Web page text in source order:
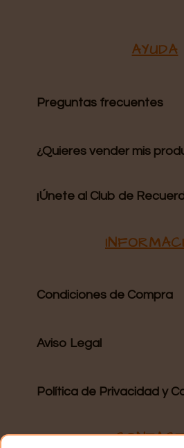
AYUDA
Preguntas frecuentes
¿Quieres vender mis
¡Únete al Club de
Condiciones de Compra
Aviso Legal
Política de Privacidad y